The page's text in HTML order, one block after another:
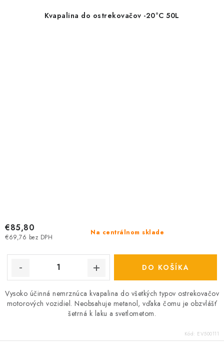
Kvapalina do ostrekovačov -20°C 50L
Na centrálnom sklade
€69,76 bez DPH
€85,80
DO KOŠÍKA
Vysoko účinná nemrznúca kvapalina do všetkých typov ostrekovačov
motorových vozidiel. Neobsahuje metanol, vďaka čomu je obzvlášť
šetrná k laku a svetlometom.
Kód: EV500111